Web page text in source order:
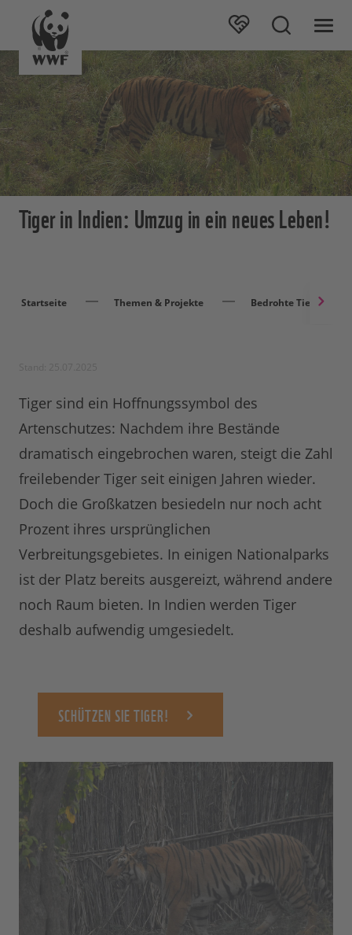
Tiger in Indien: Umzug in ein neues Leben!
Startseite Themen & Projekte Bedrohte Tierarten
Tiger sind ein Hoffnungssymbol des
Artenschutzes: Nachdem ihre Bestände
dramatisch eingebrochen waren, steigt die Zahl
freilebender Tiger seit einigen Jahren wieder.
Doch die Großkatzen besiedeln nur noch acht
Prozent ihres ursprünglichen
Verbreitungsgebietes. In einigen Nationalparks
ist der Platz bereits ausgereizt, während andere
noch Raum bieten. In Indien werden Tiger
deshalb aufwendig umgesiedelt.
SCHÜTZEN SIE TIGER!